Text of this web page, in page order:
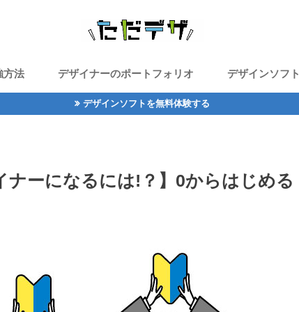
方法 デザイナーのポートフォリオ デザインソフト
デザインソフトを無料体験する
ナーになるには!？】0からはじめる